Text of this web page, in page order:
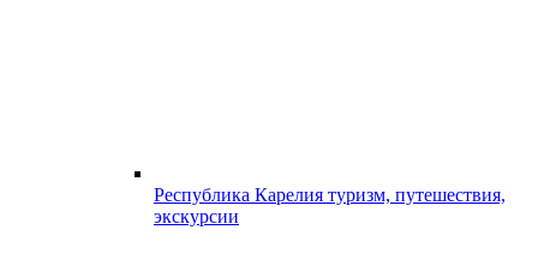
Республика Карелия туризм, путешествия,
экскурсии